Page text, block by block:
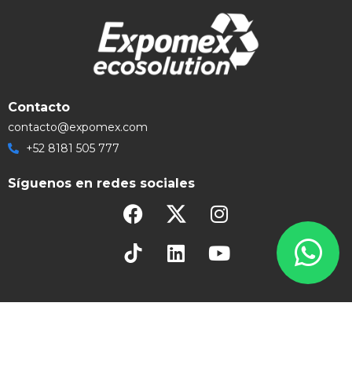
Contacto
contacto@expomex.com
+52 8181 505 777
Síguenos en redes sociales